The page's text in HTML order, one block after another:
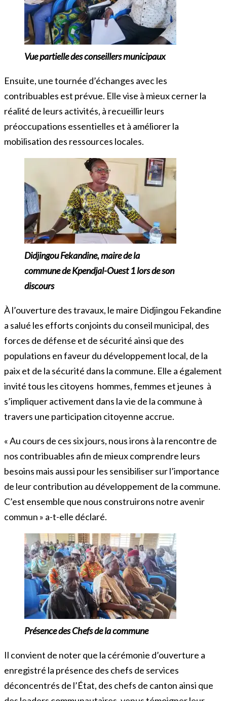
Vue partielle des conseillers municipaux
Ensuite, une tournée d’échanges avec les
contribuables est prévue. Elle vise à mieux cerner la
réalité de leurs activités, à recueillir leurs
préoccupations essentielles et à améliorer la
mobilisation des ressources locales.
Didjingou Fekandine, maire de la
commune de Kpendjal-Ouest 1 lors de son
discours
À l’ouverture des travaux, le maire Didjingou Fekandine
a salué les efforts conjoints du conseil municipal, des
forces de défense et de sécurité ainsi que des
populations en faveur du développement local, de la
paix et de la sécurité dans la commune. Elle a également
invité tous les citoyens hommes, femmes et jeunes à
s’impliquer activement dans la vie de la commune à
travers une participation citoyenne accrue.
« Au cours de ces six jours, nous irons à la rencontre de
nos contribuables afin de mieux comprendre leurs
besoins mais aussi pour les sensibiliser sur l’importance
de leur contribution au développement de la commune.
C’est ensemble que nous construirons notre avenir
commun » a-t-elle déclaré.
Présence des Chefs de la commune
Il convient de noter que la cérémonie d’ouverture a
enregistré la présence des chefs de services
déconcentrés de l’État, des chefs de canton ainsi que